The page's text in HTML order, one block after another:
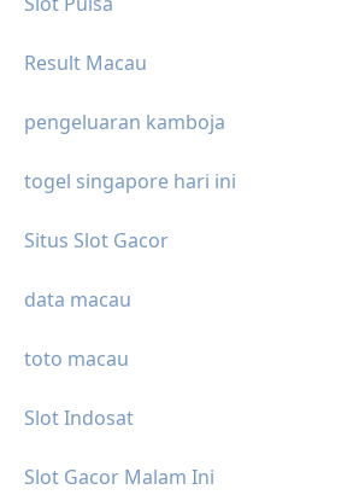
Result Macau
pengeluaran kamboja
togel singapore hari ini
Situs Slot Gacor
data macau
toto macau
Slot Indosat
Slot Gacor Malam Ini